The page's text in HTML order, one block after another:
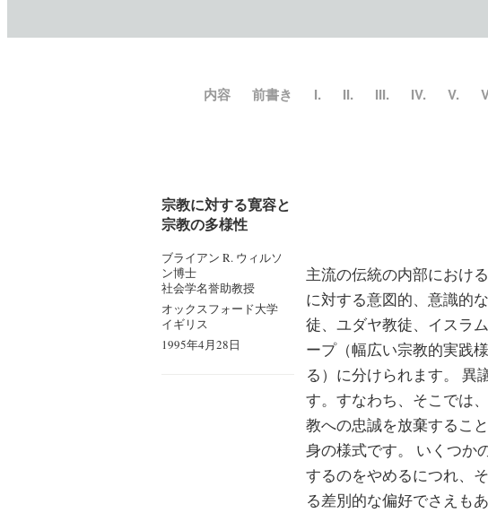
内容 前書き I. II. III. IV. V.
宗教に対する寛容と
宗教の多様性
ブライアン R. ウィルソ
ン博士
社会学名誉助教授
オックスフォード大学
イギリス
1995年4月28日
主流の伝統の内部におけ
に対する意図的、意識的
徒、ユダヤ教徒、イスラ
ープ（幅広い宗教的実践
る）に分けられます。 異
す。すなわち、そこでは
教への忠誠を放棄するこ
身の様式です。 いくつか
するのをやめるにつれ、
る差別的な偏好でさえも